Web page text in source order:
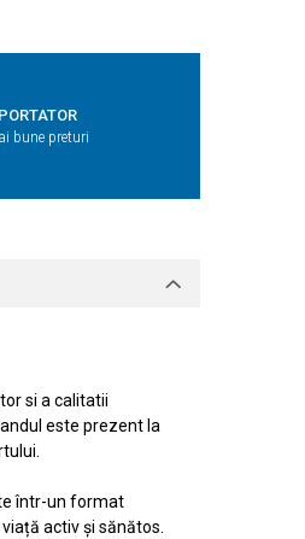
bune preturi
si a calitatii
este prezent la
într-un format
activ și sănătos.